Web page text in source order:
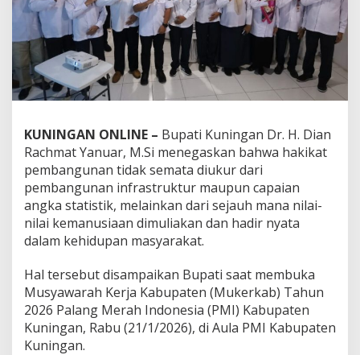
KUNINGAN ONLINE – Bupati Kuningan Dr. H. Dian
Rachmat Yanuar, M.Si menegaskan bahwa hakikat
pembangunan tidak semata diukur dari
pembangunan infrastruktur maupun capaian
angka statistik, melainkan dari sejauh mana nilai-
nilai kemanusiaan dimuliakan dan hadir nyata
dalam kehidupan masyarakat.
Hal tersebut disampaikan Bupati saat membuka
Musyawarah Kerja Kabupaten (Mukerkab) Tahun
2026 Palang Merah Indonesia (PMI) Kabupaten
Kuningan, Rabu (21/1/2026), di Aula PMI Kabupaten
Kuningan.